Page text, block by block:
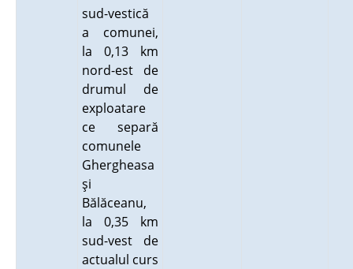
sud-vestică
a comunei,
la 0,13 km
nord-est de
drumul de
exploatare
ce separă
comunele
Ghergheasa
şi
Bălăceanu,
la 0,35 km
sud-vest de
actualul curs